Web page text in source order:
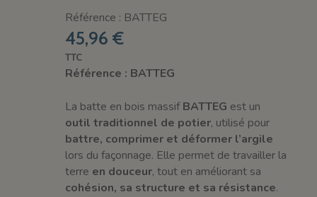
Référence : BATTEG
45,96 €
TTC
Référence : BATTEG
La batte en bois massifBATTEG est un
outil traditionnel de potier, utilisé pour
battre, comprimer et déformer l’argile
lors du façonnage. Elle permet de travailler la
terre en douceur, tout en améliorant sa
cohésion, sa structure et sa résistance.